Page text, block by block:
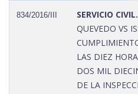
834/2016/III SERVICIO CIVIL.
QUEVEDO VS
LAS DIEZ
DOS MIL
DE LA